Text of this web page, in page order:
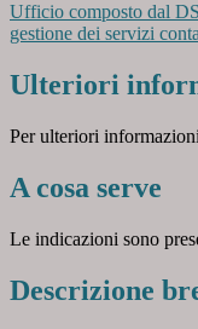
Ufficio composto dal
gestione dei servizi
Ulteriori
Per ulteriori
A cosa serve
Le indicazioni sono
Descrizione